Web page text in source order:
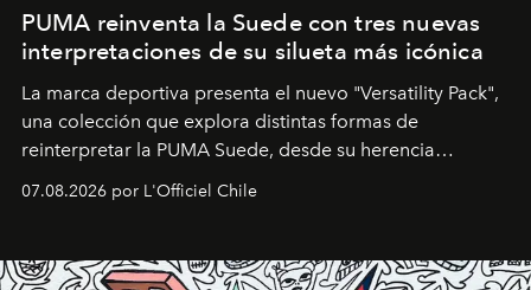
PUMA reinventa la Suede con tres nuevas
interpretaciones de su silueta más icónica
La marca deportiva presenta el nuevo "Versatility Pack",
una colección que explora distintas formas de
reinterpretar la PUMA Suede, desde su herencia
deportiva hasta una mirada moderna inspirada en el
diseño y el universo outdoor.
07.08.2026 por L'Officiel Chile